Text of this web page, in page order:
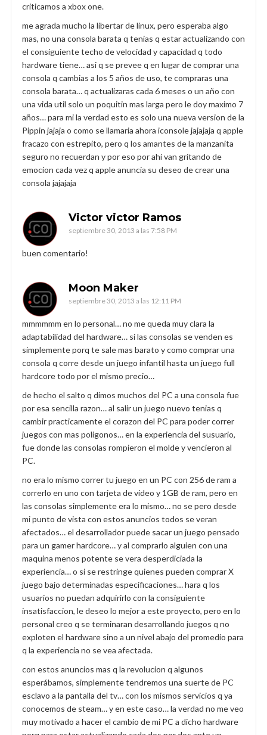
criticamos a xbox one.
me agrada mucho la libertar de linux, pero esperaba algo
mas, no una consola barata q tenias q estar actualizando con
el consiguiente techo de velocidad y capacidad q todo
hardware tiene… asi q se prevee q en lugar de comprar una
consola q cambias a los 5 años de uso, te compraras una
consola barata… q actualizaras cada 6 meses o un año con
una vida util solo un poquitin mas larga pero le doy maximo 7
años… para mi la verdad esto es solo una nueva version de la
Pippin jajaja o como se llamaria ahora iconsole jajajaja q apple
fracazo con estrepito, pero q los amantes de la manzanita
seguro no recuerdan y por eso por ahi van gritando de
emocion cada vez q apple anuncia su deseo de crear una
consola jajajaja
Victor victor Ramos
septiembre 30, 2013 a las 7:58 PM
buen comentario!
Moon Maker
septiembre 30, 2013 a las 12:11 PM
mmmmmm en lo personal… no me queda muy clara la
adaptabilidad del hardware… si las consolas se venden es
simplemente porq te sale mas barato y como comprar una
consola q corre desde un juego infantil hasta un juego full
hardcore todo por el mismo precio…
de hecho el salto q dimos muchos del PC a una consola fue
por esa sencilla razon… al salir un juego nuevo tenias q
cambir practicamente el corazon del PC para poder correr
juegos con mas poligonos… en la experiencia del susuario,
fue donde las consolas rompieron el molde y vencieron al
PC.
no era lo mismo correr tu juego en un PC con 256 de ram a
correrlo en uno con tarjeta de video y 1GB de ram, pero en
las consolas simplemente era lo mismo… no se pero desde
mi punto de vista con estos anuncios todos se veran
afectados… el desarrollador puede sacar un juego pensado
para un gamer hardcore… y al comprarlo alguien con una
maquina menos potente se vera desperdiciada la
experiencia… o si se restringe quienes pueden comprar X
juego bajo determinadas especificaciones… hara q los
usuarios no puedan adquirirlo con la consiguiente
insatisfaccion, le deseo lo mejor a este proyecto, pero en lo
personal creo q se terminaran desarrollando juegos q no
exploten el hardware sino a un nivel abajo del promedio para
q la experiencia no se vea afectada.
con estos anuncios mas q la revolucion q algunos
esperábamos, simplemente tendremos una suerte de PC
esclavo a la pantalla del tv… con los mismos servicios q ya
conocemos de steam… y en este caso… la verdad no me veo
muy motivado a hacer el cambio de mi PC a dicho hardware